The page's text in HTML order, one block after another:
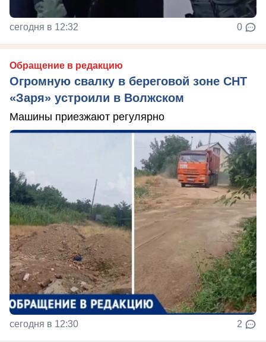
сегодня в 12:32 0
Обращение в редакцию
Огромную свалку в береговой зоне СНТ
«Заря» устроили в Волжском
Машины приезжают регулярно
сегодня в 12:30 2